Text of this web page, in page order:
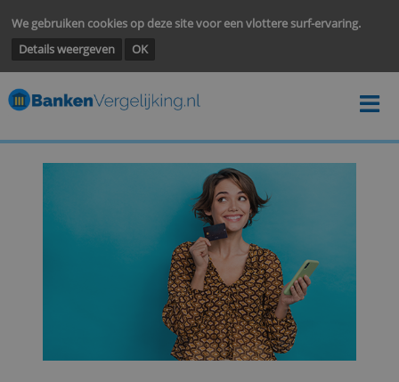
We gebruiken cookies op deze site voor een vlottere surf-
Details weergeven